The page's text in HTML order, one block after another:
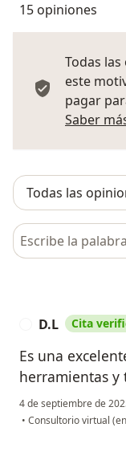
15 opiniones
Todas
este
pagar
Saber
Busca en
D.L Cita
Es una
herramientas y
4 de septiembre de
• Consultorio virtual